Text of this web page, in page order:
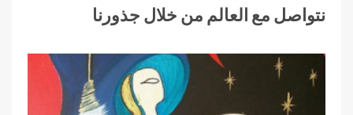
نتواصل مع العالم من خلال جذورنا